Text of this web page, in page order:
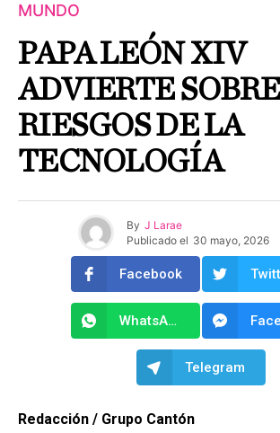
MUNDO
PAPA LEÓN XIV
ADVIERTE SOBRE
RIESGOS DE LA
TECNOLOGÍA
By J Larae
Publicado el 30 mayo, 2026
Facebook
WhatsApp
Telegram
Redacción / Grupo Cantón